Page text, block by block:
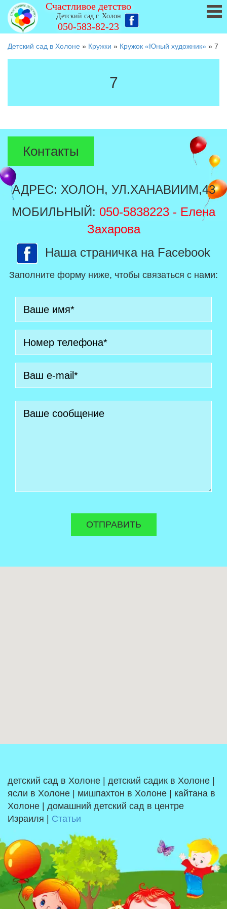
Счастливое детство
Детский сад г. Холон
050-583-82-23
Детский сад в Холоне » Кружки » Кружок «Юный художник» » 7
7
Контакты
АДРЕС: ХОЛОН, УЛ.ХАНАВИИМ,43
МОБИЛЬНЫЙ: 050-5838223 - Елена
Захарова
Наша страничка на Facebook
Заполните форму ниже, чтобы связаться с нами:
детский сад в Холоне | детский садик в Холоне |
ясли в Холоне | мишпахтон в Холоне | кайтана в
Холоне | домашний детский сад в центре
Израиля | Статьи